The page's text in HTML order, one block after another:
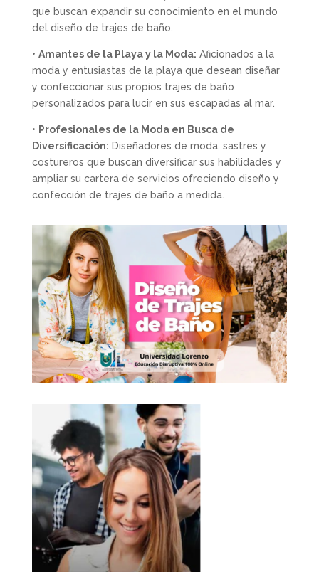
que buscan expandir su conocimiento en el mundo
del diseño de trajes de baño.
• Amantes de la Playa y la Moda: Aficionados a la
moda y entusiastas de la playa que desean diseñar
y confeccionar sus propios trajes de baño
personalizados para lucir en sus escapadas al mar.
• Profesionales de la Moda en Busca de
Diversificación: Diseñadores de moda, sastres y
costureros que buscan diversificar sus habilidades y
ampliar su cartera de servicios ofreciendo diseño y
confección de trajes de baño a medida.